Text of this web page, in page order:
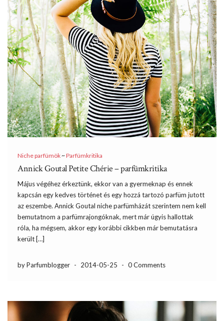
Niche parfümök~Parfümkritika
Annick Goutal Petite Chérie – parfümkritika
Május végéhez érkeztünk, ekkor van a gyermeknap és ennek
kapcsán egy kedves történet és egy hozzá tartozó parfüm jutott
az eszembe. Annick Goutal niche parfümházát szerintem nem kell
bemutatnom a parfümrajongóknak, mert már úgyis hallottak
róla, ha mégsem, akkor egy korábbi cikkben már bemutatásra
került […]
by Parfumblogger - 2014-05-25 - 0 Comments